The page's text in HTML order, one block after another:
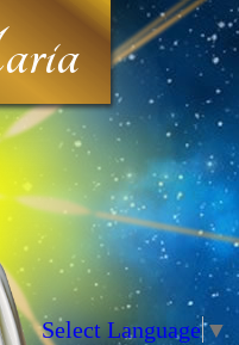
Select Language▼